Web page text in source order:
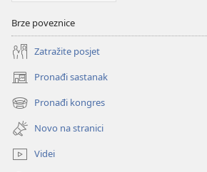
Brze poveznice
Zatražite posjet
Pronađi sastanak
(otvara
se
novi
prozor)
Pronađi kongres
(otvara
se
novi
prozor)
Novo na stranici
Videi